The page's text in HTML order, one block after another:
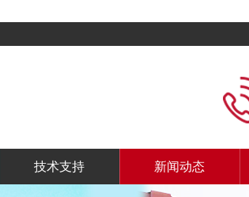
技术支持 新闻动态